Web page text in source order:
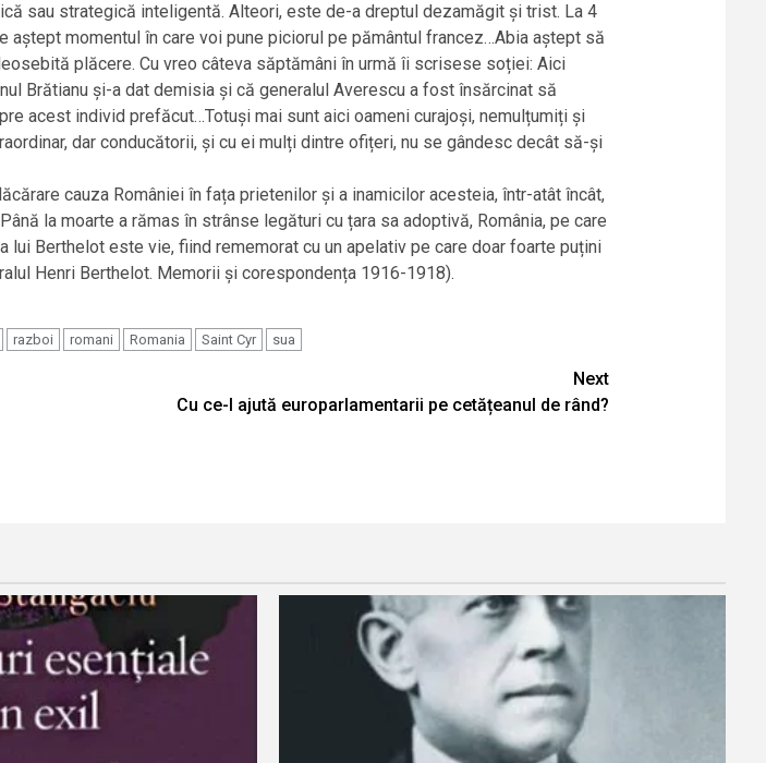
sau strategică inteligentă. Alteori, este de-a dreptul dezamăgit și trist. La 4
momentul în care voi pune piciorul pe pământul francez…Abia aștept să
plăcere. Cu vreo câteva săptămâni în urmă îi scrisese soției: Aici
Brătianu și-a dat demisia și că generalul Averescu a fost însărcinat să
acest individ prefăcut…Totuși mai sunt aici oameni curajoși, nemulțumiți și
dar conducătorii, și cu ei mulți dintre ofițeri, nu se gândesc decât să-și
cauza României în fața prietenilor și a inamicilor acesteia, într-atât încât,
la moarte a rămas în strânse legături cu țara sa adoptivă, România, pe care
lui Berthelot este vie, fiind rememorat cu un apelativ pe care doar foarte puțini
Henri Berthelot. Memorii și corespondența 1916-1918).
razboi romani Romania Saint Cyr sua
Next
Cu ce-l ajută europarlamentarii pe cetățeanul de rând?